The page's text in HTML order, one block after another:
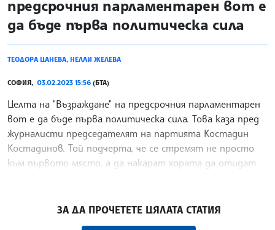
предсрочния парламентарен вот е
да бъде първа политическа сила
ТЕОДОРА ЦАНЕВА, НЕЛЛИ ЖЕЛЕВА
СОФИЯ, 03.02.2023 15:56 (БТА)
Целта на "Възраждане" на предсрочния парламентарен
вот е да бъде първа политическа сила. Това каза пред
журналисти председателят на партията Костадин
Костадинов. Той подчерта, че се стремят не просто
към първото място, а да накарат хората да отидат
ЗА ДА ПРОЧЕТЕТЕ ЦЯЛАТА СТАТИЯ